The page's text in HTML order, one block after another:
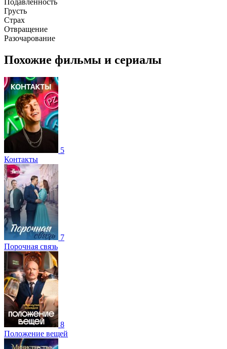
Грусть
Страх
Отвращение
Разочарование
Похожие фильмы и сериалы
5
Контакты
7
Порочная связь
8
Положение вещей